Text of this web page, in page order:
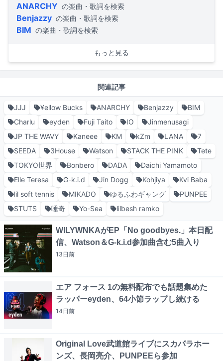
ANARCHY の楽曲・歌詞を検索
Benjazzy の楽曲・歌詞を検索
BIM の楽曲・歌詞を検索
もっと見る
関連記事
JJJ ¥ellow Bucks ANARCHY Benjazzy
BIM
Charlu
eyden Fuji Taito IO
Jinmenusagi
JP THE WAVY
Kaneee KM kZm LANA
7
SEEDA
3House Watson STACK THE PINK
Tete
TOKYO世界
Bonbero DADA
Daichi Yamamoto
Elle Teresa
G-k.i.d Jin Dogg Kohjiya
Kvi Baba
lil soft tennis
MIKADO ゆるふわギャング
PUNPEE
STUTS
唾奇 Yo-Sea lilbesh ramko
WILYWNKAがEP「No goodbyes.」本日配
信、Watson＆G-k.i.d参加曲含む5曲入り
13日前
エア フォース 1の無料配布でも話題集めた
ラッパーeyden、64小節ラップし続ける
14日前
Original Love武道館ライブにスカパラホー
ンズ、長岡亮介、PUNPEEら参加